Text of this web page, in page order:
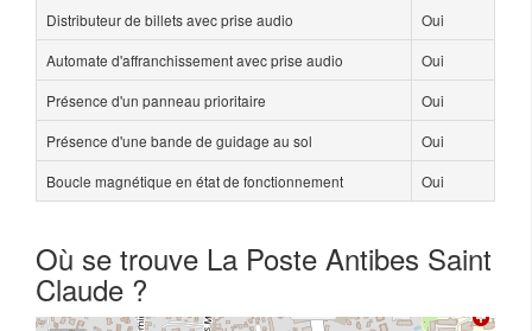
Distributeur de billets avec prise audio
Oui
Automate d'affranchissement avec prise audio
Oui
Présence d'un panneau prioritaire
Oui
Présence d'une bande de guidage au sol
Oui
Boucle magnétique en état de fonctionnement
Oui
Où se trouve La Poste Antibes Saint
Claude ?